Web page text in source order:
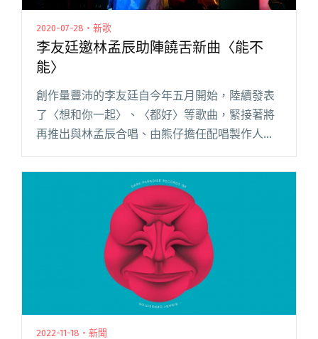
2020-07-28・新歌
李友廷邀林孟辰助陣饒舌新曲〈能不
能〉
創作量豐沛的李友廷自今年五月開始，陸續發表
了〈想和你一起〉、〈都好〉等歌曲，緊接著將
再推出與林孟辰合唱、由熊仔擔任配唱製作人、
宇宙人方Q 跨刀貝斯手的最新宣洩系饒舌單曲
《能不能》。此次李友廷再度挑戰自己，首次嘗
試重節拍的饒舌曲風，並在歌曲中閱讀全文 "李
友廷邀林孟辰助陣饒舌新曲〈能不能〉"
2022-11-18・新聞